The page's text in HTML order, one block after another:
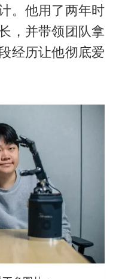
。他用了两年时
，并带领团队拿
经历让他彻底爱